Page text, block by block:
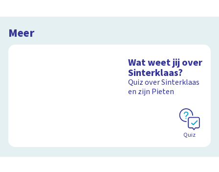
Meer
Wat weet jij over
Sinterklaas?
Quiz over Sinterklaas
en zijn Pieten
Quiz